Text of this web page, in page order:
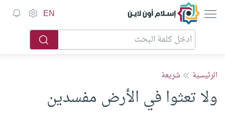
إسلام أون لاين EN
الرئيسية شريعة
ولا ‌تعثوا ‌في ‌الأرض مفسدين